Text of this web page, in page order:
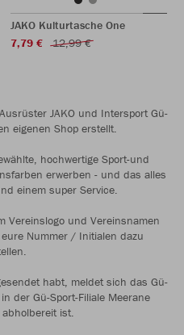
JAKO Kulturtasche One
7,79 €
12,99 €
JAKO und Intersport Gü-
eigenen Shop erstellt.
hochwertige Sport-und
erwerben - und das alles
einem super Service.
Vereinslogo und Vereinsnamen
Nummer / Initialen dazu
habt, meldet sich das Gü-
der Gü-Sport-Filiale Meerane
ist.